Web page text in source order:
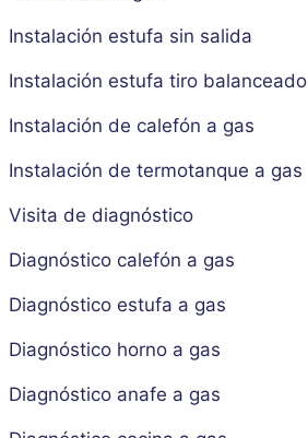
Instalación estufa sin salida
Instalación estufa tiro balanceado
Instalación de calefón a gas
Instalación de termotanque a gas
Visita de diagnóstico
Diagnóstico calefón a gas
Diagnóstico estufa a gas
Diagnóstico horno a gas
Diagnóstico anafe a gas